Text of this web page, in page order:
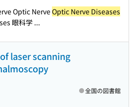
Optic NerveOptic Nerve Diseases
眼科学 ...
laser scanning
全国の図書館